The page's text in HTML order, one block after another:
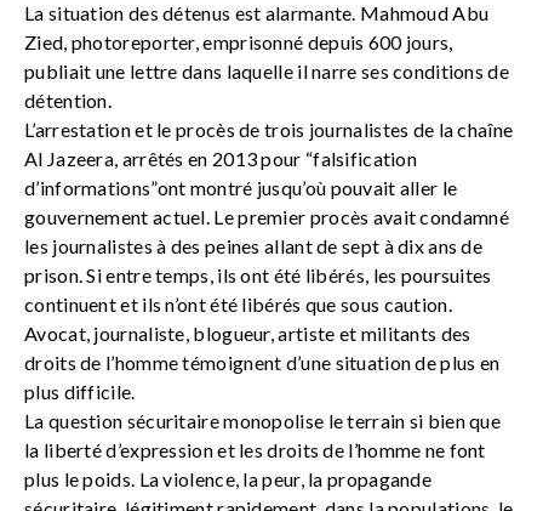
La situation des détenus est alarmante. Mahmoud Abu
Zied, photoreporter, emprisonné depuis 600 jours,
publiait une lettre dans laquelle il narre ses conditions de
détention.
L’arrestation et le procès de trois journalistes de la chaîne
Al Jazeera, arrêtés en 2013 pour “falsification
d’informations”ont montré jusqu’où pouvait aller le
gouvernement actuel. Le premier procès avait condamné
les journalistes à des peines allant de sept à dix ans de
prison. Si entre temps, ils ont été libérés, les poursuites
continuent et ils n’ont été libérés que sous caution.
Avocat, journaliste, blogueur, artiste et militants des
droits de l’homme témoignent d’une situation de plus en
plus difficile.
La question sécuritaire monopolise le terrain si bien que
la liberté d’expression et les droits de l’homme ne font
plus le poids. La violence, la peur, la propagande